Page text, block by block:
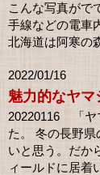
こんな写真がで
手線などの電車
北海道は阿寒の
2022/01/16
魅力的なヤマ
20220116 「ヤ
た。 冬の長野
いと思う。だか
ィールドに居